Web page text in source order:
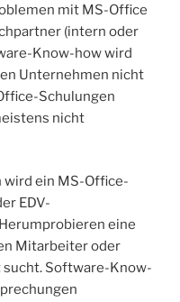
mit MS-Office
(intern oder
Know-how wird
Unternehmen nicht
Schulungen
nicht
ein MS-Office-
EDV-
eine
Mitarbeiter oder
Software-Know-